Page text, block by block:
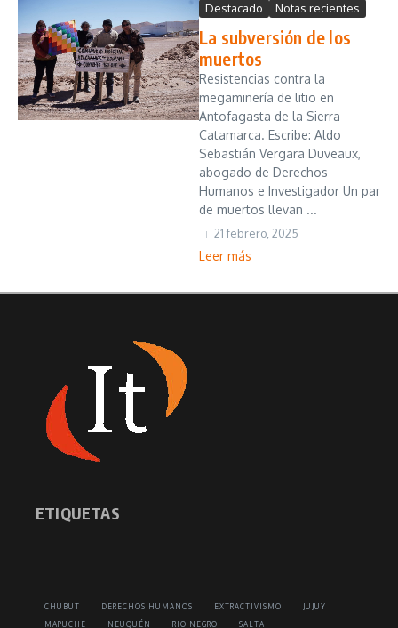
Destacado Notas recientes
La subversión de los
muertos
Resistencias contra la
megaminería de litio en
Antofagasta de la Sierra –
Catamarca. Escribe: Aldo
Sebastián Vergara Duveaux,
abogado de Derechos
Humanos e Investigador Un par
de muertos llevan ...
21 febrero, 2025
Leer más
ETIQUETAS
CHUBUT DERECHOS HUMANOS EXTRACTIVISMO
JUJUY
MAPUCHE
NEUQUÉN RIO NEGRO SALTA